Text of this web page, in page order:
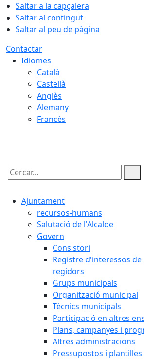
Saltar a la capçalera
Saltar al contingut
Saltar al peu de pàgina
Contactar
Idiomes
Català
Castellà
Anglès
Alemany
Francès
Cercar:
Ajuntament
recursos-humans
Salutació de l'Alcalde
Govern
Consistori
Registre d'interessos
regidors
Grups municipals
Organització municipal
Tècnics municipals
Participació en altres ens
Plans, campanyes i
Altres administracions
Pressupostos i plantilles